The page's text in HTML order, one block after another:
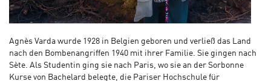
Agnès Varda wurde 1928 in Belgien geboren und verließ das Land
nach den Bombenangriffen 1940 mit ihrer Familie. Sie gingen nach
Sète. Als Studentin ging sie nach Paris, wo sie an der Sorbonne
Kurse von Bachelard belegte, die Pariser Hochschule für